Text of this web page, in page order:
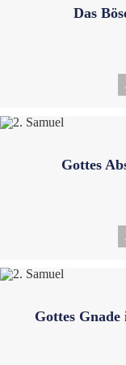
Das
Gottes
Gottes